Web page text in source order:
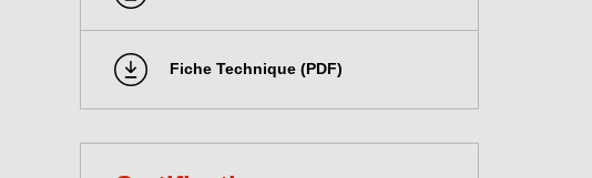
Fiche Technique (PDF)